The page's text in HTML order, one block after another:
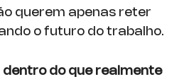
querem apenas reter
o futuro do trabalho.
dentro do que realmente